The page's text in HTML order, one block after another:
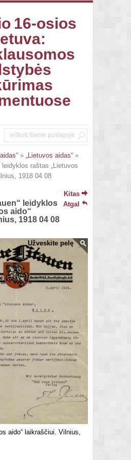
16-osios
» „Lietuvos aidas“ »
leidyklos raštas „Lietuvos
1918 04 08
Kitas
Atgal
leidyklos
aido“
1918 04 08
Užveskite pelę
aido“ laikraščiui. Vilnius,